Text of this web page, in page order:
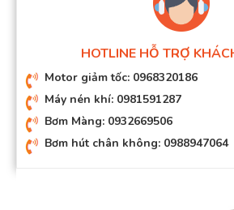
HOTLINE HỖ TRỢ
Motor giảm tốc: 0968320186
Máy nén khí: 0981591287
Bơm Màng: 0932669506
Bơm hút chân không: 0988947064